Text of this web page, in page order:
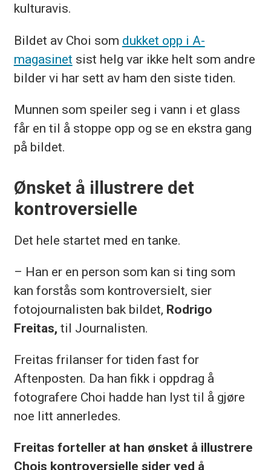
kulturavis.
Bildet av Choi som dukket opp i A-
magasinet sist helg var ikke helt som andre
bilder vi har sett av ham den siste tiden.
Munnen som speiler seg i vann i et glass
får en til å stoppe opp og se en ekstra gang
på bildet.
Ønsket å illustrere det
kontroversielle
Det hele startet med en tanke.
– Han er en person som kan si ting som
kan forstås som kontroversielt, sier
fotojournalisten bak bildet, Rodrigo
Freitas, til Journalisten.
Freitas frilanser for tiden fast for
Aftenposten. Da han fikk i oppdrag å
fotografere Choi hadde han lyst til å gjøre
noe litt annerledes.
Freitas forteller at han ønsket å illustrere
Chois kontroversielle sider ved å